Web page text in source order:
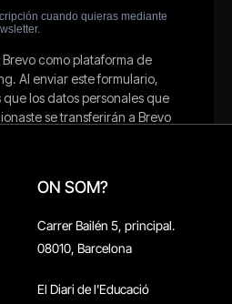
ON SOM?
Carrer Bailén 5, principal.
08010, Barcelona
El Diari de l'Educació